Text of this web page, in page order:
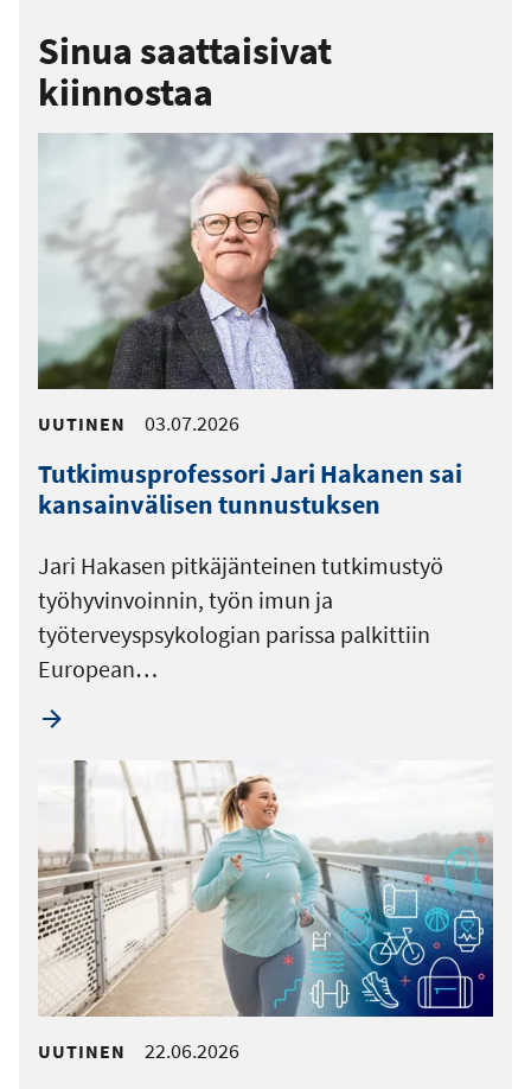
Sinua saattaisivat
kiinnostaa
UUTINEN 03.07.2026
Tutkimusprofessori Jari Hakanen sai
kansainvälisen tunnustuksen
Jari Hakasen pitkäjänteinen tutkimustyö
työhyvinvoinnin, työn imun ja
työterveyspsykologian parissa palkittiin
European…
UUTINEN 22.06.2026